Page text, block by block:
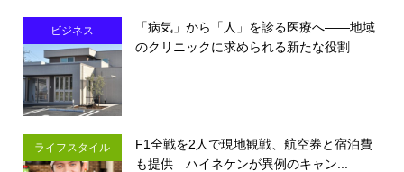
ビジネス
「病気」から「人」を診る医療へ――地域
のクリニックに求められる新たな役割
ライフスタイル
F1全戦を2人で現地観戦、航空券と宿泊費
も提供 ハイネケンが異例のキャン...